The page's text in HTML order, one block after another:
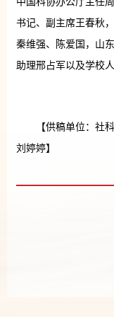
书记、副主席王春秋
秦维强、陈爱国，山
助理邢占军以及学校
【供稿单位：
刘婷婷】